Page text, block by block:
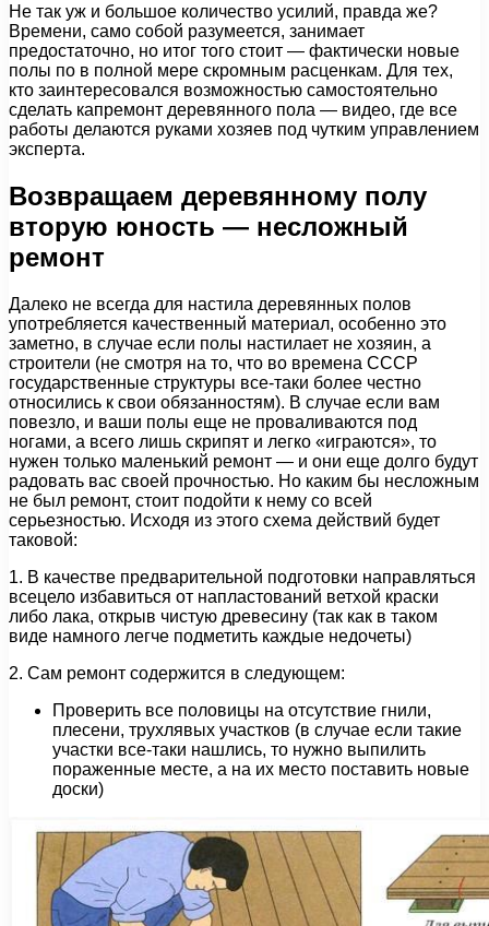
Не так уж и большое количество усилий, правда же?
Времени, само собой разумеется, занимает
предостаточно, но итог того стоит — фактически новые
полы по в полной мере скромным расценкам. Для тех,
кто заинтересовался возможностью самостоятельно
сделать капремонт деревянного пола — видео, где все
работы делаются руками хозяев под чутким управлением
эксперта.
Возвращаем деревянному полу
вторую юность — несложный
ремонт
Далеко не всегда для настила деревянных полов
употребляется качественный материал, особенно это
заметно, в случае если полы настилает не хозяин, а
строители (не смотря на то, что во времена СССР
государственные структуры все-таки более честно
относились к свои обязанностям). В случае если вам
повезло, и ваши полы еще не проваливаются под
ногами, а всего лишь скрипят и легко «играются», то
нужен только маленький ремонт — и они еще долго будут
радовать вас своей прочностью. Но каким бы несложным
не был ремонт, стоит подойти к нему со всей
серьезностью. Исходя из этого схема действий будет
таковой:
1. В качестве предварительной подготовки направляться
всецело избавиться от напластований ветхой краски
либо лака, открыв чистую древесину (так как в таком
виде намного легче подметить каждые недочеты)
2. Сам ремонт содержится в следующем:
Проверить все половицы на отсутствие гнили,
плесени, трухлявых участков (в случае если такие
участки все-таки нашлись, то нужно выпилить
пораженные месте, а на их место поставить новые
доски)